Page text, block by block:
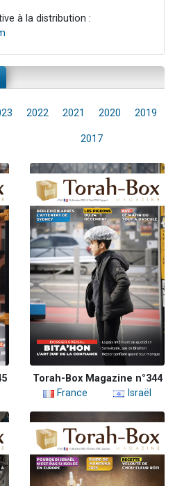
à la distribution :
2022 2021 2020 2019
2017
Torah-Box Magazine n°344
France
Israël